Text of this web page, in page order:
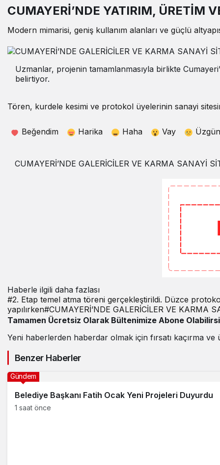
CUMAYERİ’NDE YATIRIM, ÜRETİM
Modern mimarisi, geniş kullanım alanları ve güçlü
Uzmanlar, projenin tamamlanmasıyla birlikte
belirtiyor.
Tören, kurdele kesimi ve protokol üyelerinin sanayi
Beğendim Harika Haha Vay Üzgün
CUMAYERİ’NDE GALERİCİLER VE KARMA SANAYİ
Haberle ilgili daha fazlası
#2. Etap temel atma töreni gerçekleştirildi. Düzce
yapılırken#CUMAYERİ’NDE GALERİCİLER VE KARMA
Tamamen Ücretsiz Olarak Bültenimize Abone
Yeni haberlerden haberdar olmak için fırsatı kaçırma
Benzer Haberler
Belediye Başkanı Fatih Ocak Yeni Projeleri Duyurdu
Gündem
1 saat önce